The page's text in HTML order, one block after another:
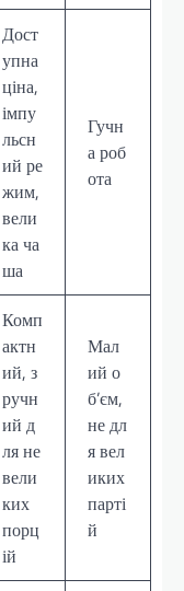
Дост
упна
ціна,
імпу
льсн
ий ре
жим,
вели
ка ча
ша
Гучн
а роб
ота
Комп
актн
ий, з
ручн
ий д
ля не
вели
ких
порц
ій
Мал
ий о
б’єм,
не дл
я вел
иких
парті
й